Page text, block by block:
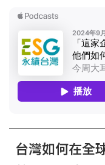
何透過內部碳費
領先其他企業的永續紀錄 -- 搶先
電的2大關鍵減碳政策
周刊顧問-林宏文 與談人 | 台達電子台灣區業務總
經理-張立業 -- ＊以上節目由今周刊與SEMI
台灣如何在全